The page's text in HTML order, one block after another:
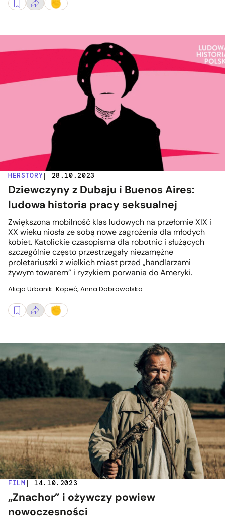
HERSTORY| 28.10.2023
Dziewczyny z Dubaju i Buenos Aires:
ludowa historia pracy seksualnej
Zwiększona mobilność klas ludowych na przełomie XIX i
XX wieku niosła ze sobą nowe zagrożenia dla młodych
kobiet. Katolickie czasopisma dla robotnic i służących
szczególnie często przestrzegały niezamężne
proletariuszki z wielkich miast przed „handlarzami
żywym towarem” i ryzykiem porwania do Ameryki.
Alicja Urbanik-Kopeć, Anna Dobrowolska
FILM | 14.10.2023
„Znachor” i ożywczy powiew
nowoczesności